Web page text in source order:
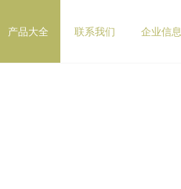
产品大全 联系我们 企业信息